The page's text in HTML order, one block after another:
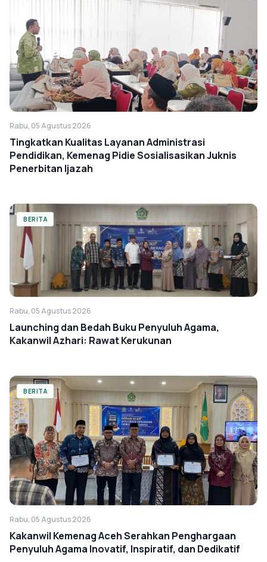
Rabu, 05 Agustus 2026
Tingkatkan Kualitas Layanan Administrasi
Pendidikan, Kemenag Pidie Sosialisasikan Juknis
Penerbitan Ijazah
BERITA
Rabu, 05 Agustus 2026
Launching dan Bedah Buku Penyuluh Agama,
Kakanwil Azhari: Rawat Kerukunan
BERITA
Rabu, 05 Agustus 2026
Kakanwil Kemenag Aceh Serahkan Penghargaan
Penyuluh Agama Inovatif, Inspiratif, dan Dedikatif